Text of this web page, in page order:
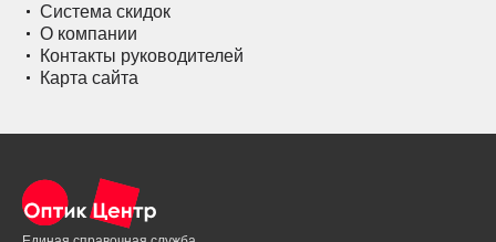
Система скидок
О компании
Контакты руководителей
Карта сайта